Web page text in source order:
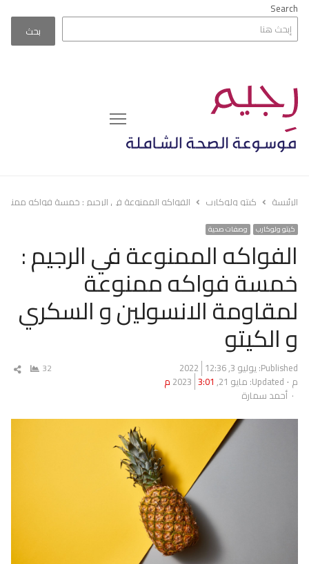
Search
بحث
Menu
الرئيسة كيتو ولوكارب الفواكه الممنوعة في الرجيم : خمسة فواكه
كيتو ولوكارب وصفات صحية
الفواكه الممنوعة في الرجيم :
خمسة فواكه ممنوعة
لمقاومة الانسولين و السكري
و الكيتو
Published: يوليو 3, 2022
12:36
م Updated: مايو 21, 2023 3:01 م
Author
أحمد سمارة
32